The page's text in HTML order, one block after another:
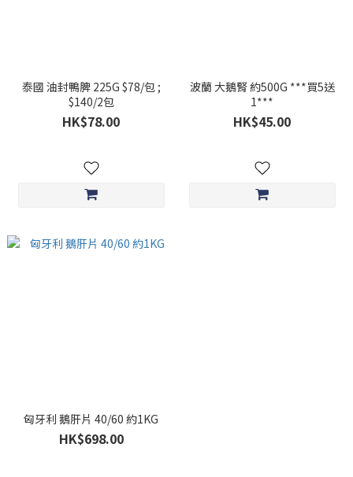
泰國 油封鴨脾 225G $78/包 ;
$140/2包
HK$78.00
波蘭 大鵝腎 約500G ***買5送
1***
HK$45.00
匈牙利 鵝肝片 40/60 約1KG
HK$698.00